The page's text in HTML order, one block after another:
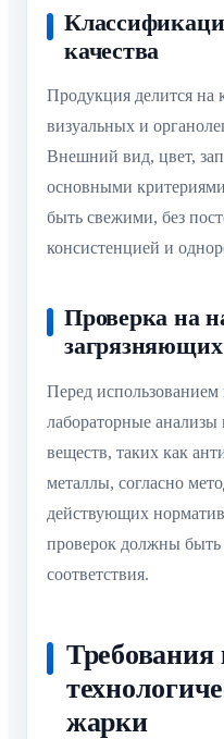
качества
Продукция делится на
визуальных и
Внешний вид, цвет,
основными
быть свежими, без
консистенцией и
Проверка на
Перед использованием
лабораторные
веществ, таких как
металлы, согласно
действующих
проверок должны быть
соответствия.
Требования
жарки